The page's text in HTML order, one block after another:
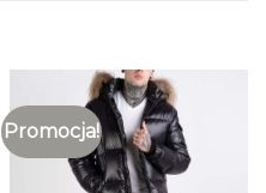
Promocja!